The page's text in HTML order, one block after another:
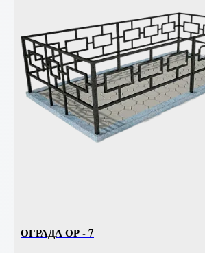
ОГРАДА ОР - 7